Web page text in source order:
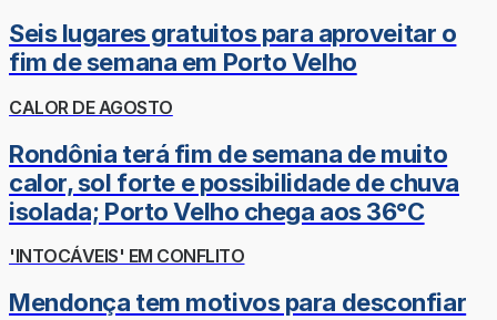
Seis lugares gratuitos para aproveitar o
fim de semana em Porto Velho
CALOR DE AGOSTO
Rondônia terá fim de semana de muito
calor, sol forte e possibilidade de chuva
isolada; Porto Velho chega aos 36°C
'INTOCÁVEIS' EM CONFLITO
Mendonça tem motivos para desconfiar